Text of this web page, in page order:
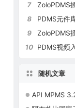
7
ZoloPDMS插
8
PDMS元件库螺栓
9
ZoloPDMS插件
10 PDMS视频入门教程
随机文章
API MPMS 3.2 – 2013 Manual of